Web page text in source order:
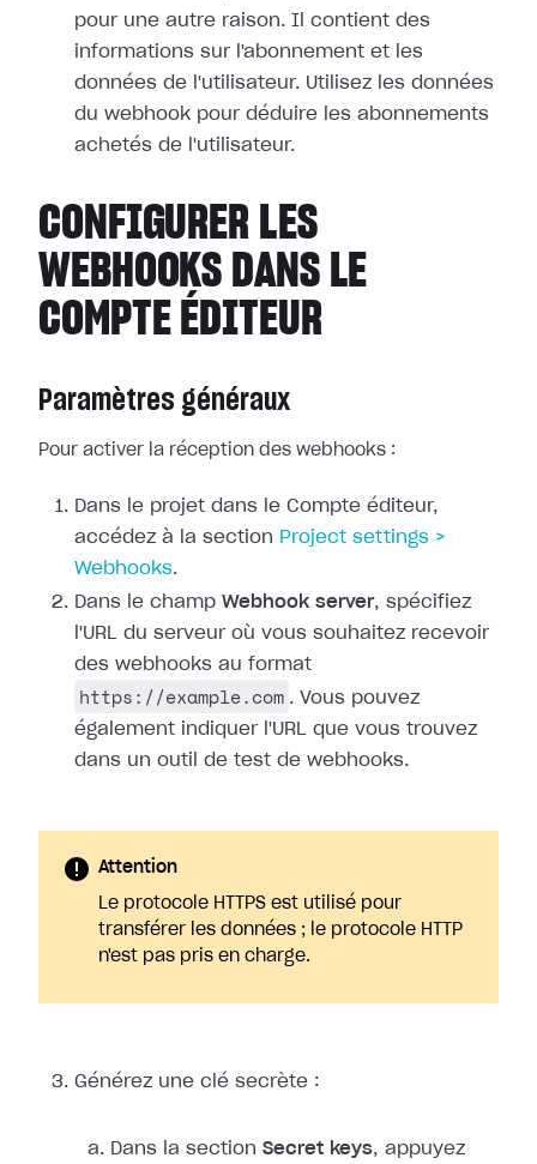
pour une autre raison. Il contient des
informations sur l'abonnement et les
données de l'utilisateur. Utilisez les données
du webhook pour déduire les abonnements
achetés de l'utilisateur.
CONFIGURER LES
WEBHOOKS DANS LE
COMPTE ÉDITEUR
Paramètres généraux
Pour activer la réception des webhooks :
Dans le projet dans le Compte éditeur,
accédez à la section Project settings >
Webhooks.
Dans le champ Webhook server, spécifiez
l'URL du serveur où vous souhaitez recevoir
des webhooks au format
https://example.com . Vous pouvez
également indiquer l'URL que vous trouvez
dans un outil de test de webhooks.
Attention
Le protocole HTTPS est utilisé pour
transférer les données ; le protocole HTTP
n'est pas pris en charge.
Générez une clé secrète :
Dans la section Secret keys, appuyez